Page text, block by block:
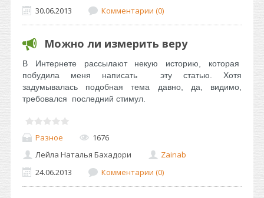
30.06.2013
Комментарии (0)
Можно ли измерить веру
В Интернете рассылают некую историю, которая
побудила меня написать эту статью. Хотя
задумывалась подобная тема давно, да, видимо,
требовался последний стимул.
Разное
1676
Лейла Наталья Бахадори
Zainab
24.06.2013
Комментарии (0)